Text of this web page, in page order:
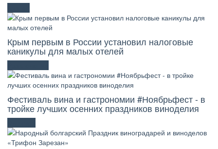
Крым первым в России установил налоговые
каникулы для малых отелей
Фестиваль вина и гастрономии #Ноябрьфест - в
тройке лучших осенних праздников виноделия